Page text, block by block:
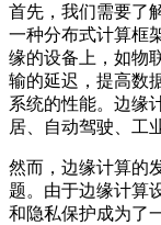
首先，我们需要了
一种分布式计算框
缘的设备上，如物
输的延迟，提高数
系统的性能。边缘
居、自动驾驶、工
然而，边缘计算的
题。由于边缘计算
和隐私保护成为了